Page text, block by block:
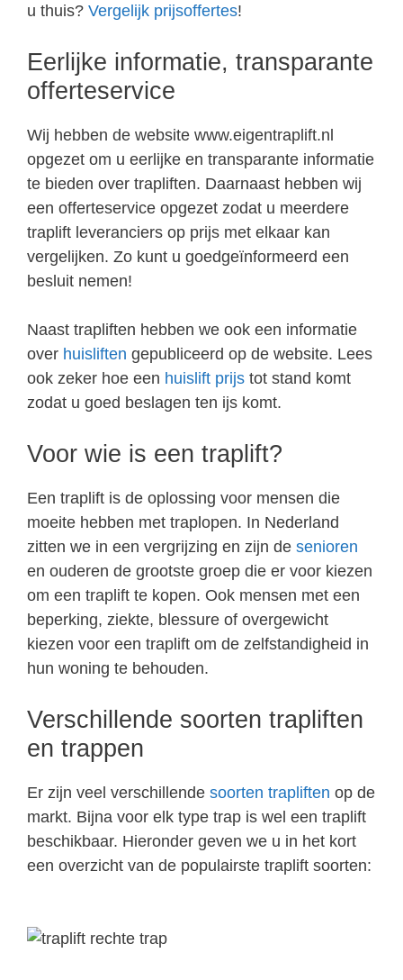
u thuis? Vergelijk prijsoffertes!
Eerlijke informatie, transparante
offerteservice
Wij hebben de website www.eigentraplift.nl
opgezet om u eerlijke en transparante informatie
te bieden over trapliften. Daarnaast hebben wij
een offerteservice opgezet zodat u meerdere
traplift leveranciers op prijs met elkaar kan
vergelijken. Zo kunt u goedgeïnformeerd een
besluit nemen!
Naast trapliften hebben we ook een informatie
over huisliften gepubliceerd op de website. Lees
ook zeker hoe een huislift prijs tot stand komt
zodat u goed beslagen ten ijs komt.
Voor wie is een traplift?
Een traplift is de oplossing voor mensen die
moeite hebben met traplopen. In Nederland
zitten we in een vergrijzing en zijn de senioren
en ouderen de grootste groep die er voor kiezen
om een traplift te kopen. Ook mensen met een
beperking, ziekte, blessure of overgewicht
kiezen voor een traplift om de zelfstandigheid in
hun woning te behouden.
Verschillende soorten trapliften
en trappen
Er zijn veel verschillende soorten trapliften op de
markt. Bijna voor elk type trap is wel een traplift
beschikbaar. Hieronder geven we u in het kort
een overzicht van de populairste traplift soorten: